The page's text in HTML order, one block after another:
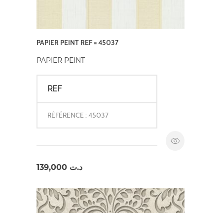
PAPIER PEINT REF = 45037
PAPIER PEINT
REF
RÉFÉRENCE : 45037
د.ت